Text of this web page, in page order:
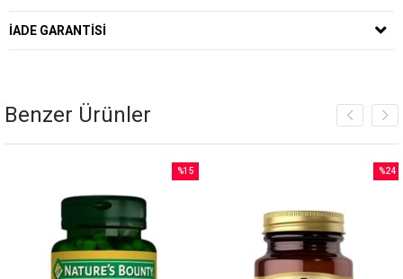
İADE GARANTISI
Benzer Ürünler
%15
%24